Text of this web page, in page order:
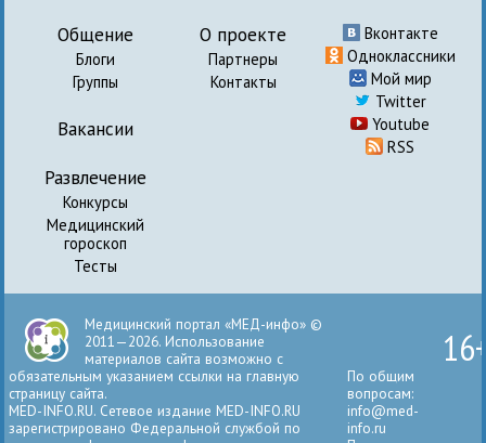
Общение
Блоги
Группы
Вакансии
Развлечение
Конкурсы
Медицинский
гороскоп
Тесты
О проекте
Партнеры
Контакты
Вконтакте
Одноклассники
Мой мир
Twitter
Youtube
RSS
Медицинский портал «МЕД-инфо» ©
2011—2026. Использование
материалов сайта возможно с
обязательным указанием ссылки на главную
страницу сайта.
MED-INFO.RU. Сетевое издание MED-INFO.RU
зарегистрировано Федеральной службой по
По общим
вопросам:
info@med-
info.ru